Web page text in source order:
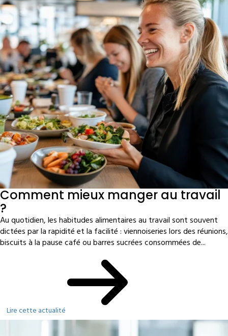
Comment mieux manger au travail
?
Au quotidien, les habitudes alimentaires au travail sont souvent
dictées par la rapidité et la facilité : viennoiseries lors des réunions,
biscuits à la pause café ou barres sucrées consommées de...
Lire cette actualité